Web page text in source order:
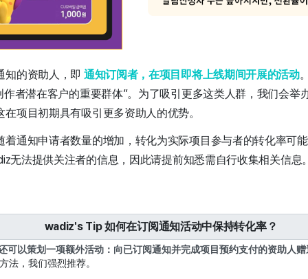
知的资助人，即 通知订阅者，在项目即将上线期间开展的活动
作者潜在客户的重要群体”。为了吸引更多这类人群，我们会举
项目初期具有吸引更多资助人的优势。
着通知申请者数量的增加，转化为实际项目参与者的转化率可
无法提供关注者的信息，因此请提前知悉需自行收集相关信息
wadiz's Tip 如何在订阅通知活动中保持转化率？
可以策划一项额外活动：向已订阅通知并完成项目预约支付的资助人
法，我们强烈推荐。